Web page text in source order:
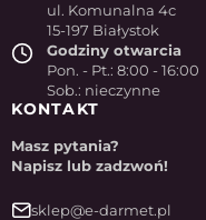
ul. Komunalna 4c
15-197 Białystok
Godziny otwarcia
Pon. - Pt.: 8:00 - 16:00
Sob.: nieczynne
KONTAKT
Masz pytania?
Napisz lub zadzwoń!
sklep@e-darmet.pl